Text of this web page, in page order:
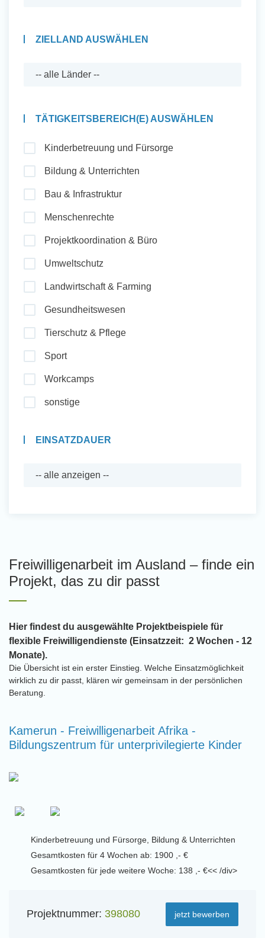
Auslandserfahrung Sammeln
Initiativbewerbung
ZIELLAND AUSWÄHLEN
TÄTIGKEITSBEREICH(E) AUSWÄHLEN
Kinderbetreuung und Fürsorge
Bildung & Unterrichten
Bau & Infrastruktur
Menschenrechte
Projektkoordination & Büro
Umweltschutz
Landwirtschaft & Farming
Gesundheitswesen
Tierschutz & Pflege
Sport
Workcamps
sonstige
EINSATZDAUER
Freiwilligenarbeit im Ausland – finde ein
Projekt, das zu dir passt
Hier findest du ausgewählte Projektbeispiele für
flexible Freiwilligendienste (Einsatzzeit: 2 Wochen - 12
Monate).
Die Übersicht ist ein erster Einstieg. Welche Einsatzmöglichkeit
wirklich zu dir passt, klären wir gemeinsam in der persönlichen
Beratung.
Kamerun - Freiwilligenarbeit Afrika -
Bildungszentrum für unterprivilegierte Kinder
Kinderbetreuung und Fürsorge, Bildung & Unterrichten
Gesamtkosten für 4 Wochen ab: 1900 ,- €
Gesamtkosten für jede weitere Woche: 138 ,- €<< /div>
Projektnummer: 398080 jetzt bewerben